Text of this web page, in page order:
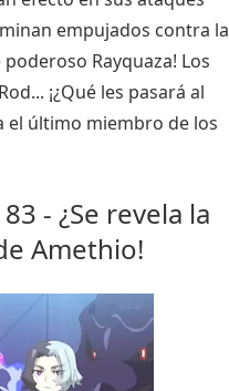
empujados contra la
Rayquaza! Los
¡¿Qué les pasará al
el último miembro de los
- ¿Se revela la
Amethio!